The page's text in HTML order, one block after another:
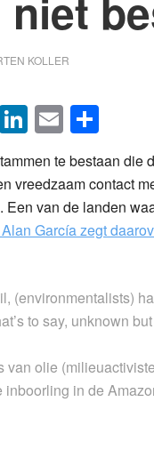
KOLLER
WhatsApp
LinkedIn
Email
te bestaan
vreedzaam contact
Een van de landen
García zegt
(environmentalists)
to say, unknown
van olie
inboorling in de